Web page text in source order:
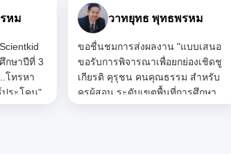
ค่ะ
บุษบา ทรัพย์คง
ผลงาน "โครงงาน เรื่อง หนูชอบเล่น
กระดาษ โรงเรียนวัดดอนตาล โดย
ครูพรรณวดี วรรณราศรี" ของนัก
เรียนอ.3 จากโรงเรียนวัดดอนตาล